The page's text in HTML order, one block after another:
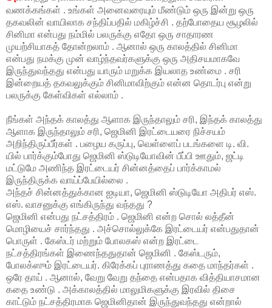
வணக்கங்கள் . உங்கள் அனைவரையும் மீண்டும் ஒரு இன்று ஒரு
தகவலின் வாயிலாக சந்திப்பதில் மகிழ்ச்சி . தற்போதைய சூழலில்
சினிமா என்பது நம்மில் பலருக்கு எதோ ஒரு சாதாரண
முயற்சியாகத் தோன்றலாம் . ஆனால் ஒரு காலத்தில் சினிமா
என்பது நமக்கு முன் வாழ்ந்தவர்களுக்கு ஒரு அதிசயமாகவே
இருந்துவந்தது என்பது யாரும் மறுக்க இயலாத உண்மை . சரி
இன்றையத் தகவலுக்கும் சினிமாவிற்கும் என்ன தொடர்பு என்று
பலருக்கு கேள்விகள் எல்லாம் .
நீங்கள் அந்தக் காலத்து ஆளாக இருந்தாலும் சரி, இந்தக் காலத்து
ஆளாக இருந்தாலும் சரி, ஜெமினி இரட்டையரை நிச்சயம்
அறிந்திருப்பீர்கள் . பழைய கருப்பு, வெள்ளைப் படங்களை டி. வி.
யில் பார்க்கும்போது ஜெமினி ஸ்டுடியோவின் பீப்பி ஊதும், ஜட்டி
மட்டுமே அணிந்த இரட்டையர் சின்னத்தைப் பார்க்காமல்
இருந்திருக்க வாய்ப்பேயில்லை .
அந்தச் சின்னத்துக்கான ஐடியா, ஜெமினி ஸ்டுடியோ அதிபர் எஸ்.
எஸ். வாசனுக்கு எங்கிருந்து வந்தது ?
ஜெமினி என்பது நட்சத்திரம் . ஜெமினி என்ற சொல் லத்தீன்
மொழியைச் சார்ந்தது . அச்சொல்லுக்கே இரட்டையர் என்பதுதான்
பொருள் . கேஸ்டர் மற்றும் போலகஸ் என்ற இரட்டை
நட்சத்திரங்கள் இணைந்ததுதான் ஜெமினி . கேஸ்டரும்,
போலக்ஸும் இரட்டையர். கிரேக்கப் புராணத்து கதை மாந்தர்கள் .
ஒரே தாய் . ஆனால், வேறு வேறு தந்தை என்பதாக வித்தியாசமான
கதை உண்டு . அக்காலத்தில் மாலுமிகளுக்கு இரவில் திசை
காட்டும் நட்சத்திரமாக ஜெமினிதான் இருந்துவந்தது என்றால்